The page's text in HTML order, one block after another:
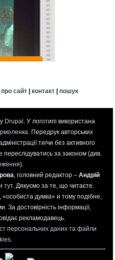
про сайт| контакт| пошук
Drupal . У логотипі використана
. Передрук авторських
ти/чи без активного
переслідуватись за законом (див.
).
, головний редактор – Андрій
тут. Дякуємо за те, що читаєте.
думка» и тому подібне,
За достовірність інформації,
рекламодавець.
персональних даних та файли
.